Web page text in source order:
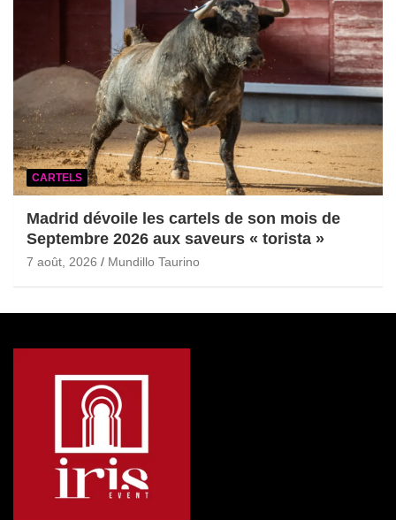
CARTELS
Madrid dévoile les cartels de son mois de
Septembre 2026 aux saveurs « torista »
7 août, 2026 Mundillo Taurino